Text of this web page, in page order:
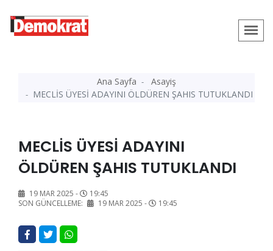
Ana Sayfa
Asayiş
MECLİS ÜYESİ ADAYINI ÖLDÜREN ŞAHIS TUTUKLANDI
MECLİS ÜYESİ ADAYINI
ÖLDÜREN ŞAHIS TUTUKLANDI
19 MAR 2025 -
19:45
SON GÜNCELLEME:
19 MAR 2025 - 19:45